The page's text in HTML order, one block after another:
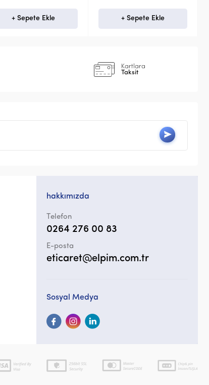
+ Sepete Ekle + Sepete Ekle
Kartlara
Taksit
hakkımızda
Telefon
0264 276 00 83
E-posta
eticaret@elpim.com.tr
Sosyal Medya